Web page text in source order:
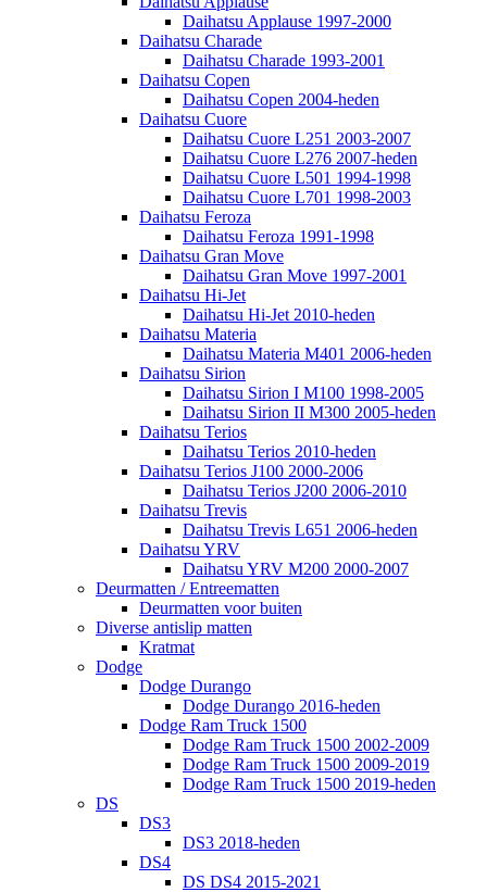
Daihatsu Applause 1997-2000
Daihatsu Charade
Daihatsu Charade 1993-2001
Daihatsu Copen
Daihatsu Copen 2004-heden
Daihatsu Cuore
Daihatsu Cuore L251 2003-2007
Daihatsu Cuore L276 2007-heden
Daihatsu Cuore L501 1994-1998
Daihatsu Cuore L701 1998-2003
Daihatsu Feroza
Daihatsu Feroza 1991-1998
Daihatsu Gran Move
Daihatsu Gran Move 1997-2001
Daihatsu Hi-Jet
Daihatsu Hi-Jet 2010-heden
Daihatsu Materia
Daihatsu Materia M401 2006-heden
Daihatsu Sirion
Daihatsu Sirion I M100 1998-2005
Daihatsu Sirion II M300 2005-heden
Daihatsu Terios
Daihatsu Terios 2010-heden
Daihatsu Terios J100 2000-2006
Daihatsu Terios J200 2006-2010
Daihatsu Trevis
Daihatsu Trevis L651 2006-heden
Daihatsu YRV
Daihatsu YRV M200 2000-2007
Deurmatten / Entreematten
Deurmatten voor buiten
Diverse antislip matten
Kratmat
Dodge
Dodge Durango
Dodge Durango 2016-heden
Dodge Ram Truck 1500
Dodge Ram Truck 1500 2002-2009
Dodge Ram Truck 1500 2009-2019
Dodge Ram Truck 1500 2019-heden
DS
DS3
DS3 2018-heden
DS4
DS DS4 2015-2021